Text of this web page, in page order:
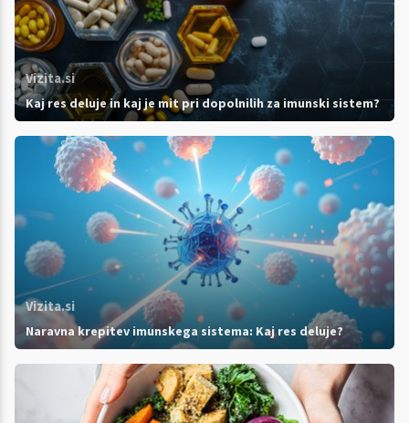
Vizita.si
Kaj res deluje in kaj je mit pri dopolnilih za imunski sistem?
Vizita.si
Naravna krepitev imunskega sistema: Kaj res deluje?